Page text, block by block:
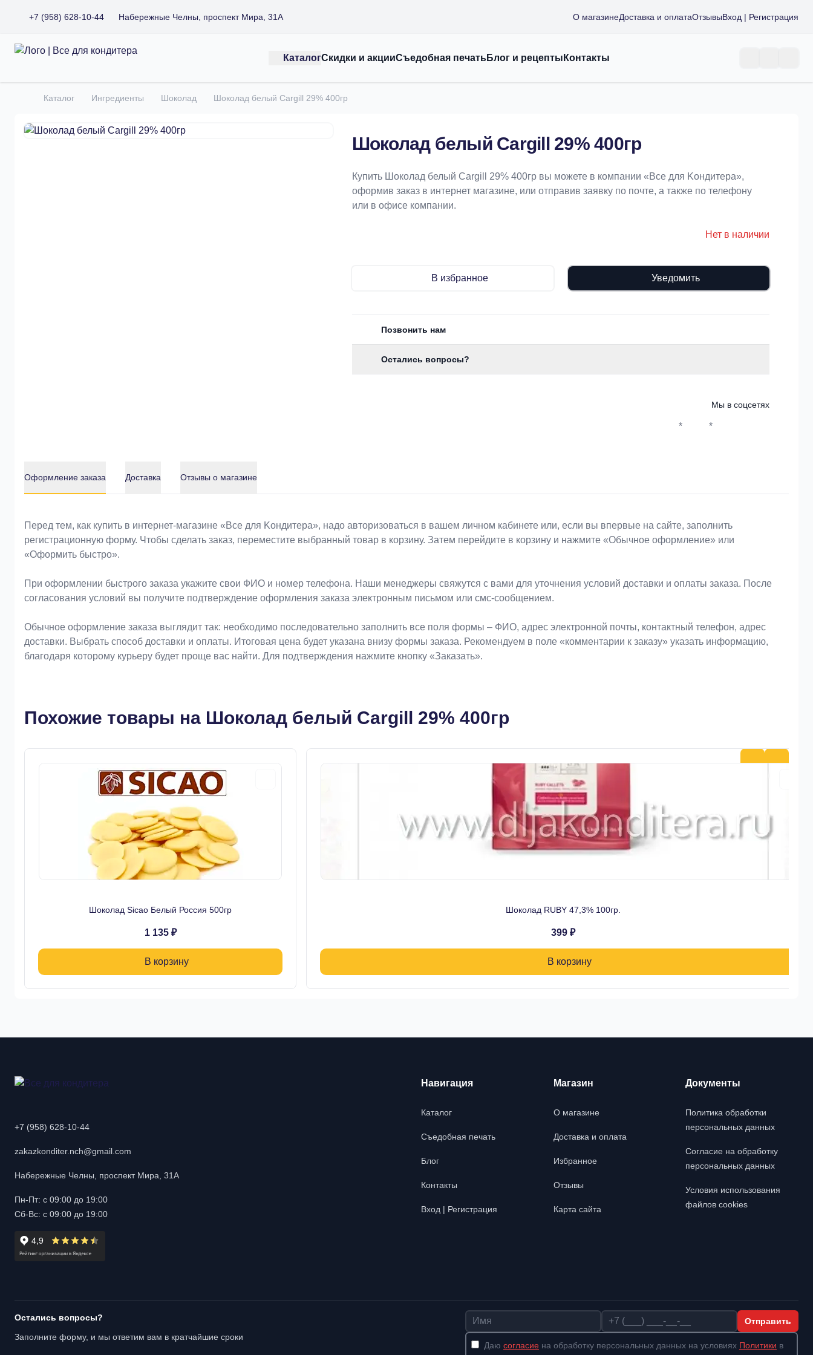
+7 (958) 628-10-44 Набережные Челны, проспект Мира, 31А О магазинеДоставка и оплатаОтзывыВход | Регистрация
Все для кондитера
КаталогСкидки и акцииСъедобная печатьБлог и рецепты Контакты
Главная
Каталог Ингредиенты Шоколад Шоколад белый Cargill 29% 400гр
Шоколад белый Cargill 29% 400гр
Купить Шоколад белый Cargill 29% 400гр вы можете в компании «Bce для Koндитeрa»,
оформив заказ в интернет магазине, или отправив заявку по почте, а также по телефону
или в офисе компании.
Нет в наличии
В избранное Уведомить
Позвонить нам
Остались вопросы?
Мы в соцсетях
* *
Оформление заказа Доставка Отзывы о магазине
Оформление заказа
Перед тем, как купить в интернет-магазине «Bce для Koндитeрa», надо авторизоваться в вашем личном кабинете или, если вы впервые на сайте, заполнить
регистрационную форму. Чтобы сделать заказ, переместите выбранный товар в корзину. Затем перейдите в корзину и нажмите «Обычное оформление» или
«Оформить быстро».
При оформлении быстрого заказа укажите свои ФИО и номер телефона. Наши менеджеры свяжутся с вами для уточнения условий доставки и оплаты заказа. После
согласования условий вы получите подтверждение оформления заказа электронным письмом или смс-сообщением.
Обычное оформление заказа выглядит так: необходимо последовательно заполнить все поля формы – ФИО, адрес электронной почты, контактный телефон, адрес
доставки. Выбрать способ доставки и оплаты. Итоговая цена будет указана внизу формы заказа. Рекомендуем в поле «комментарии к заказу» указать информацию,
благодаря которому курьеру будет проще вас найти. Для подтверждения нажмите кнопку «Заказать».
Похожие товары на Шоколад белый Cargill 29% 400гр
Шоколад Sicao Белый Россия 500гр
1 135 ₽
В корзину
Шоколад RUBY 47,3% 100гр.
399 ₽
В корзину
+7 (958) 628-10-44
zakazkonditer.nch@gmail.com
Набережные Челны, проспект Мира, 31А
Пн-Пт: с 09:00 до 19:00
Сб-Вс: с 09:00 до 19:00
Навигация
Каталог
Съедобная печать
Блог
Контакты
Вход | Регистрация
Магазин
О магазине
Доставка и оплата
Избранное
Отзывы
Карта сайта
Документы
Политика обработки
персональных данных
Согласие на обработку
персональных данных
Условия использования
файлов cookies
Остались вопросы?
Заполните форму, и мы ответим вам в кратчайшие сроки
Имя Телефон Отправить
Даю согласие на обработку персональных данных на условиях Политики в